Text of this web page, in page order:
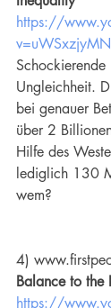
https://
Ungleichheit.
bei genauer
über 2
Hilfe des
lediglich 130
wem?
4)
Balance to the
https://